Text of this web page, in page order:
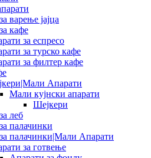
варење јајца
кафе
за еспресо
за турско кафе
за филтер кафе
Апарати
Мали кујнски апарати
Шејкери
леб
палачинки
палачинки|Мали Апарати
за готвење